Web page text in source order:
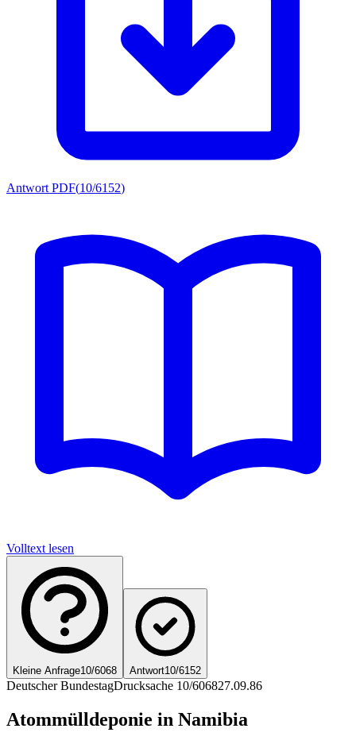
Antwort PDF(10/6152)
Volltext lesen
Kleine Anfrage10/6068 Antwort10/6152
Deutscher BundestagDrucksache 10/606827.09.86
Atommülldeponie in Namibia